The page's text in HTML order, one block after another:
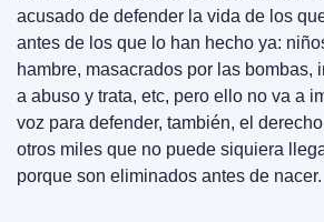
acusado de defender la vida de los
antes de los que lo han hecho ya:
hambre, masacrados por las bombas,
a abuso y trata, etc, pero ello no va a
voz para defender, también, el
otros miles que no puede siquiera
porque son eliminados antes de nacer.